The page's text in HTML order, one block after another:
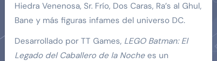
Hiedra Venenosa, Sr. Frío, Dos Caras, Ra’s al Ghul,
Bane y más figuras infames del universo DC.
Desarrollado por TT Games, LEGO Batman: El
Legado del Caballero de la Nochees un